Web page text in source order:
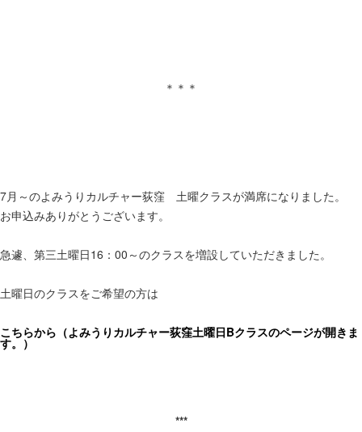
＊＊＊
7月～のよみうりカルチャー荻窪 土曜クラスが満席になりました。
お申込みありがとうございます。
急遽、第三土曜日16：00～のクラスを増設していただきました。
土曜日のクラスをご希望の方は
こちらから（よみうりカルチャー荻窪土曜日Bクラスのページが開きま
す。）
***